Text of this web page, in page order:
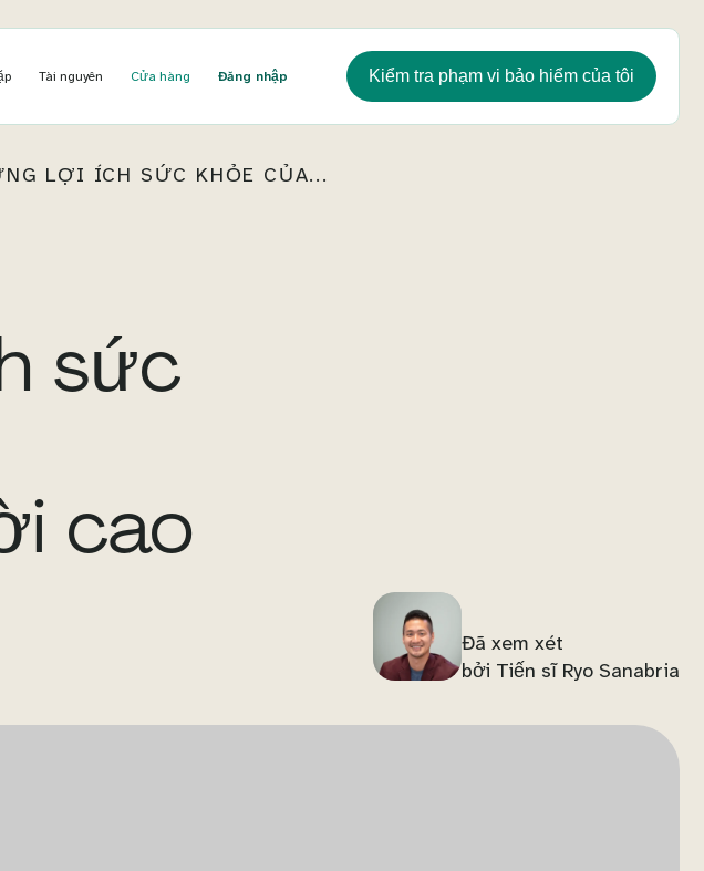
Tài nguyên Cửa hàng Đăng nhập Kiểm tra phạm vi bảo hiểm của tôi
LỢI ÍCH SỨC KHỎE CỦA...
sức
cao
Đã xem xét
bởi Tiến sĩ Ryo Sanabria